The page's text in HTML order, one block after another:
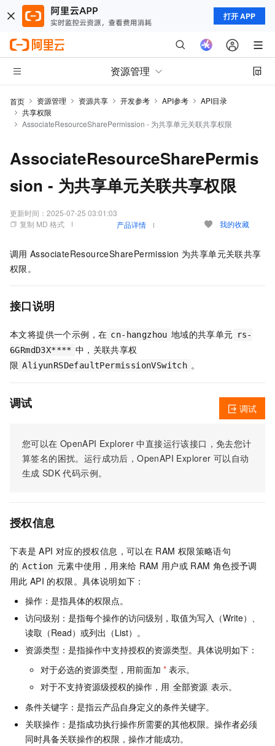
打开 APP
资源管理
首页 资源管理 资源共享 开发参考 API参考
API目录
共享权限
AssociateResourceSharePermission - 为共享单元关联共享权限
AssociateResourceSharePermis
sion - 为共享单元关联共享权限
更新时间： 2025-07-25 03:01:03
复制 MD 格式
产品详情 我的收藏
调用 AssociateResourceSharePermission 为共享单元关联共享
权限。
接口说明
本文将提供一个示例，在 cn-hangzhou 地域的共享单元 rs-
6GRmdD3X**** 中，关联共享权
限 AliyunRSDefaultPermissionVSwitch 。
调试
您可以在 OpenAPI Explorer 中直接运行该接口，免去您计
算签名的困扰。运行成功后，OpenAPI Explorer 可以自动
生成 SDK 代码示例。
调试
授权信息
下表是 API 对应的授权信息，可以在 RAM 权限策略语句
的 Action 元素中使用，用来给 RAM 用户或 RAM 角色授予调
用此 API 的权限。具体说明如下：
操作：是指具体的权限点。
访问级别：是指每个操作的访问级别，取值为写入（Write）、
读取（Read）或列出（List）。
资源类型：是指操作中支持授权的资源类型。具体说明如下：
对于必选的资源类型，用前面加 * 表示。
对于不支持资源级授权的操作，用 全部资源 表示。
条件关键字：是指云产品自身定义的条件关键字。
关联操作：是指成功执行操作所需要的其他权限。操作者必须
同时具备关联操作的权限，操作才能成功。